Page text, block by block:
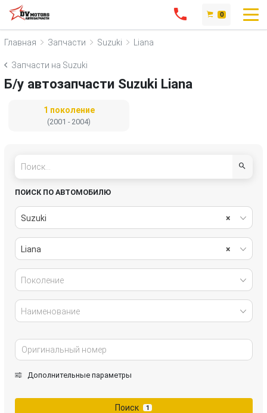
0
Главная Запчасти Suzuki Liana
Запчасти на Suzuki
Б/у автозапчасти Suzuki Liana
1 поколение
(2001 - 2004)
ПОИСК ПО АВТОМОБИЛЮ
×
Suzuki
×
Liana
Поколение
Наименование
Дополнительные параметры
Поиск 1